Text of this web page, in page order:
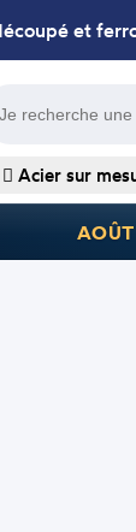
et
Acier sur